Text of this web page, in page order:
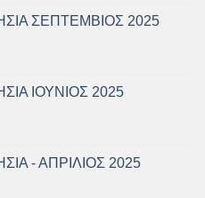
ΣΕΠΤΕΜΒΙΟΣ 2025
ΙΟΥΝΙΟΣ 2025
- ΑΠΡΙΛΙΟΣ 2025